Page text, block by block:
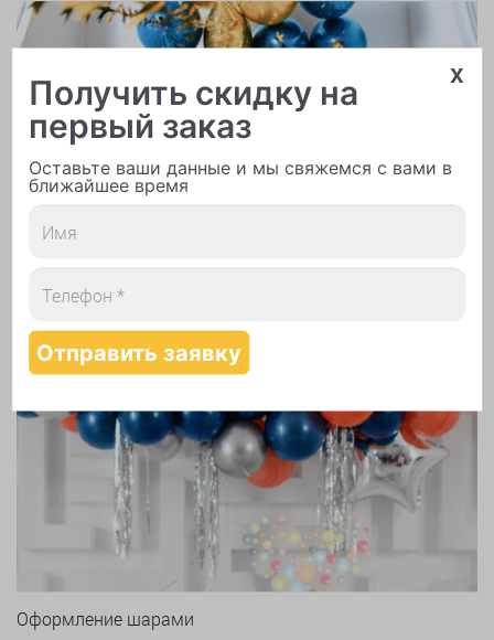
Надутие шаров гелием
Оформление шарами
x
Получить скидку на
первый заказ
Оставьте ваши данные и мы свяжемся с вами в
ближайшее время